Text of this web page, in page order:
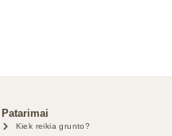
Patarimai
Kiek reikia grunto?